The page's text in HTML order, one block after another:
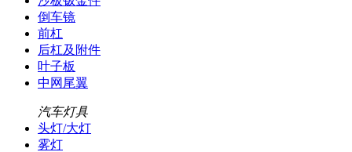
倒车镜
前杠
后杠及附件
叶子板
中网尾翼
汽车灯具
头灯/大灯
雾灯